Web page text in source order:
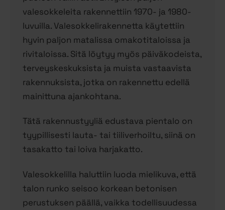
valesokkeleita rakennettiin 1970- ja 1980-
luvuilla. Valesokkelirakennetta käytettiin
hyvin paljon matalissa omakotitaloissa ja
rivitaloissa. Sitä löytyy myös päiväkodeista,
terveyskeskuksista ja muista vastaavista
rakennuksista, jotka on rakennettu edellä
mainittuna ajankohtana.
Tätä rakennustyyliä edustava pientalo on
tyypillisesti lauta- tai tiiliverhoiltu, siinä on
tasakatto tai loiva harjakatto.
Valesokkelilla haluttiin luoda mielikuva, että
talon runko seisoo korkean betonisen
perustuksen päällä, vaikka todellisuudessa